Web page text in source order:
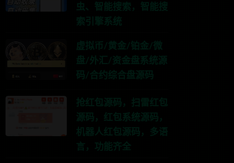
虫、智能搜索，智能搜
索引擎系统
虚拟币/黄金/铂金/微
盘/外汇/资金盘系统源
码/合约综合盘源码
抢红包源码，扫雷红包
源码，红包系统源码，
机器人红包源码，多语
言，功能齐全